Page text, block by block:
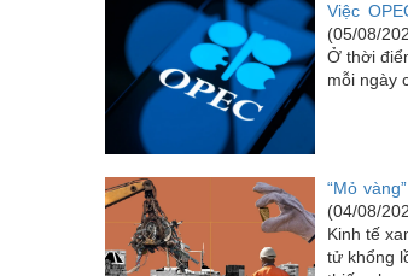
Việc
(05/08/
Ở thời
mỗi ngày
“Mỏ
(04/08/
Kinh tế
tử khổng